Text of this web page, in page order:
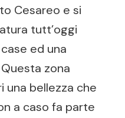
Cesareo e si
tutt’oggi
ed una
zona
una bellezza che
a caso fa parte